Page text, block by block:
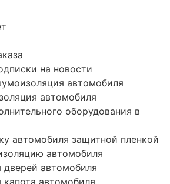
на новости
автомобиля
автомобиля
оборудования в
автомобиля защитной пленкой
автомобиля
автомобиля
автомобиля